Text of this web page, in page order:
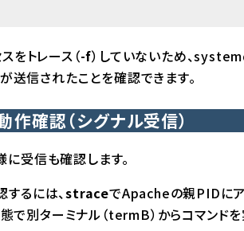
トレース（-f）していないため、
送信されたことを確認できます。
確認（シグナル受信）
受信も確認します。
るには、straceでApacheの親PIDにア
態で別ターミナル（termB）からコマンド